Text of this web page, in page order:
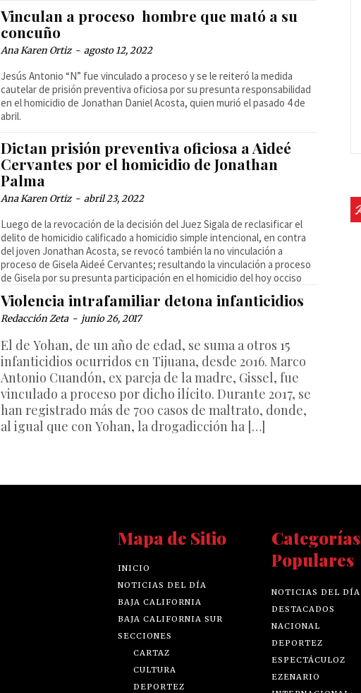
Vinculan a proceso hombre que mató a su
concuño
Ana Karen Ortiz - agosto 12, 2022
Jesús Antonio “N” fue vinculado a proceso y se le reiteró la medida
cautelar de prisión preventiva oficiosa por su presunta responsabilidad
en el homicidio de Jonathan Daniel Acosta, quien murió el pasado 4 de
abril.
Dictan prisión preventiva oficiosa a Aideé
Cervantes por el homicidio de Jonathan
Palma
Ana Karen Ortiz - abril 23, 2022
Luego de la revocación de la decisión del Juez Sigala de reclasificar el
delito de homicidio calificado a homicidio simple intencional, en contra
del joven Jonathan Acosta, se revocó también la no vinculación a
proceso de Gisela Aideé Cervantes; resultando la vinculación a proceso
de Gisela por su presunta participación en el homicidio del hoy occiso
Violencia intrafamiliar detona infanticidios
Redacción Zeta - junio 26, 2017
El de Yohan, de un año de edad, se suma a otros 15
infanticidios ocurridos en Tijuana, desde 2016. Marco
Antonio Cuandón, ex pareja de la madre, Gissel, fue
vinculado a proceso por dicho ilícito. Durante 2017, se
han registrado más de 700 casos de maltrato, donde,
al igual que con Yohan, la drogadicción ha […]
Mapa de Sitio
INICIO
NOTICIAS DEL DÍA
BAJA CALIFORNIA
BAJA CALIFORNIA SUR
SECCIONES
CARTAZ
CULTURA
DEPORTEZ
Categorías
Populares
NOTICIAS DEL DÍA
DESTACADOS
NACIONAL
DEPORTEZ
ESPECTÁCULOZ
EZENARIO